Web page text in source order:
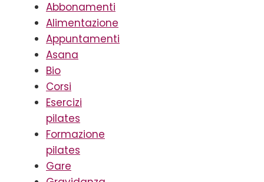
Abbonamenti
Alimentazione
Appuntamenti
Asana
Bio
Corsi
Esercizi
pilates
Formazione
pilates
Gare